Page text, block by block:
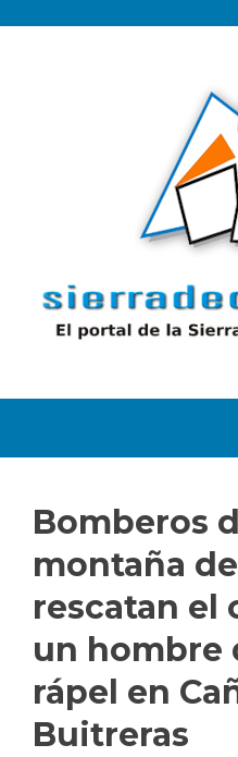
Bomberos
montaña
rescatan el
un hombre
rápel en
Buitreras